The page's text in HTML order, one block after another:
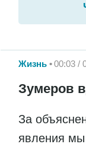
Жизнь 00:03 /
Зумеров
За
явления мы